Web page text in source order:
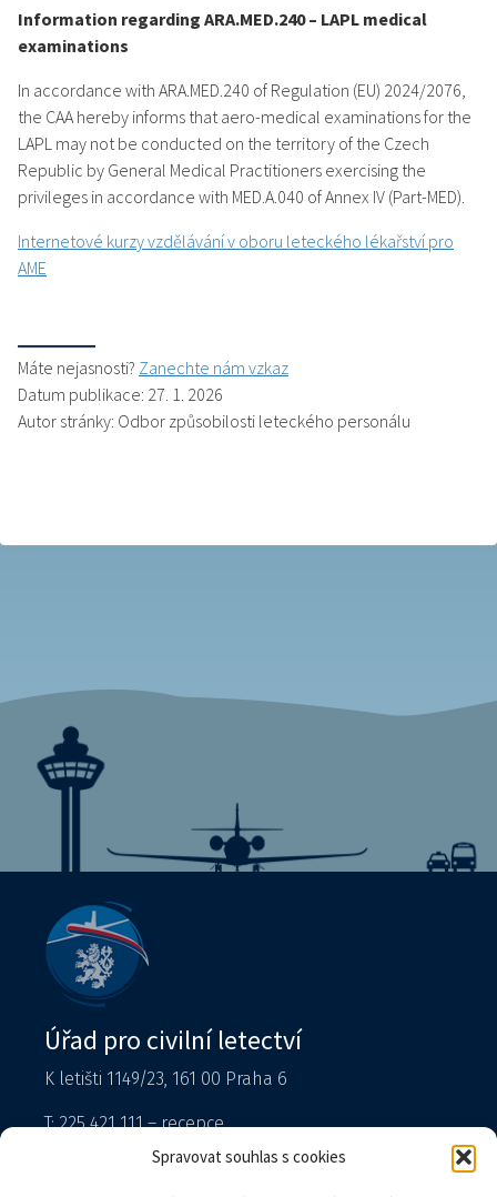
Spravovat souhlas s cookies
Information regarding ARA.MED.240 – LAPL medical
examinations
In accordance with ARA.MED.240 of Regulation (EU) 2024/2076,
the CAA hereby informs that aero-medical examinations for the
LAPL may not be conducted on the territory of the Czech
Republic by General Medical Practitioners exercising the
privileges in accordance with MED.A.040 of Annex IV (Part-MED).
Internetové kurzy vzdělávání v oboru leteckého lékařství pro
AME
Máte nejasnosti? Zanechte nám vzkaz
Datum publikace: 27. 1. 2026
Autor stránky: Odbor způsobilosti leteckého personálu
Úřad pro civilní letectví
K letišti 1149/23, 161 00 Praha 6
T: 225 421 111 – recepce